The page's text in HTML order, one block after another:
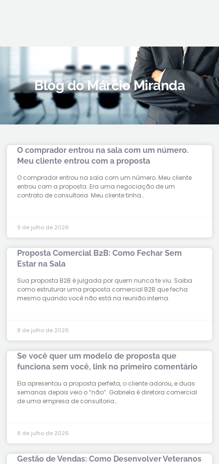
Blog do Márcio Miranda
O comprador entrou na sala com um número.
Meu cliente entrou com a proposta
O comprador entrou na sala com um número. Meu cliente
entrou com a proposta. Era uma negociação de um
contrato de consultoria. Meu cliente tinha…
9 de julho de 2026
Proposta Comercial B2B: Como Fechar Sem
Estar na Sala
Sua proposta B2B é julgada por quem nunca te viu. Saiba
como estruturar uma proposta comercial B2B que fecha
mesmo quando você não está na reunião interna.
8 de julho de 2026
Se você quer um modelo de proposta que
funciona sem você, link no primeiro comentário
Ela apresentou a proposta perfeita, o cliente adorou, e duas
semanas depois veio o “não”. Gabriela é diretora comercial
de uma empresa de consultoria…
8 de julho de 2026
Gestão de Vendas: Como Desenvolver Veteranos